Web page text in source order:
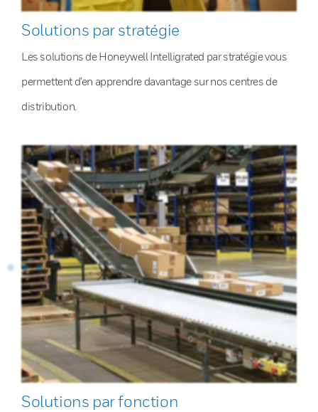
Solutions par stratégie
Les solutions de Honeywell Intelligrated par stratégie vous
permettent d’en apprendre davantage sur nos centres de
distribution.
Solutions par fonction